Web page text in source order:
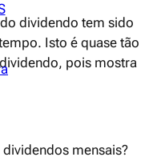
dividendo tem sido
Isto é quase tão
pois mostra
mensais?